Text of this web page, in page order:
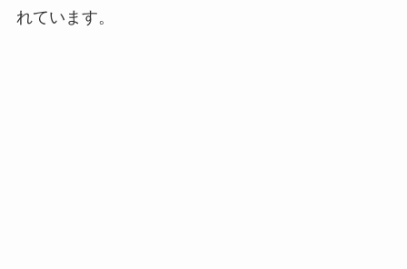
れています。